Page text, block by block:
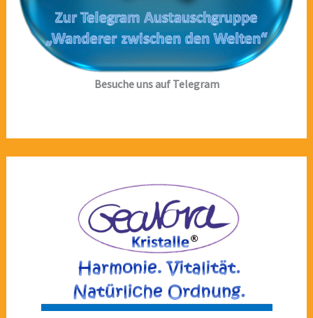
Besuche uns auf Telegram